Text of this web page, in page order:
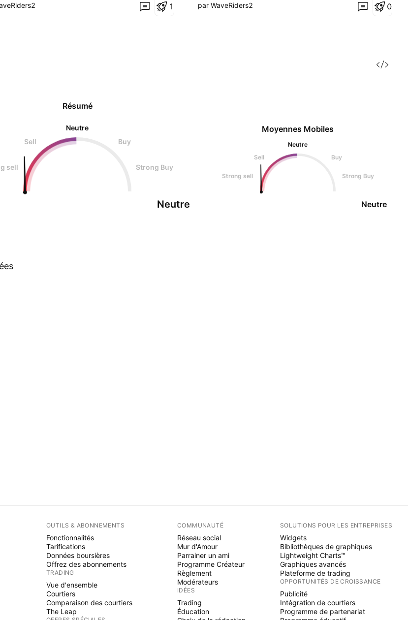
vertes. Si la pression vendeuse continue, le 1
Scénario actuel : Si GETTEX:TAO atteint la zone
par WaveRiders2 0
Résumé
Neutre
Sell
Buy
sell Strong Buy
Neutre
Moyennes Mobiles
Neutre
Sell
Buy
Strong sell Strong Buy
Neutre
OUTILS & ABONNEMENTS
Fonctionnalités
Tarifications
Données boursières
Offrez des abonnements
TRADING
Vue d'ensemble
Courtiers
Comparaison des courtiers
The Leap
COMMUNAUTÉ
Réseau social
Mur d'Amour
Parrainer un ami
Programme Créateur
Règlement
Modérateurs
IDÉES
Trading
Éducation
SOLUTIONS POUR LES ENTREPRISES
Widgets
Bibliothèques de graphiques
Lightweight Charts™
Graphiques avancés
Plateforme de trading
OPPORTUNITÉS DE CROISSANCE
Publicité
Intégration de courtiers
Programme de partenariat